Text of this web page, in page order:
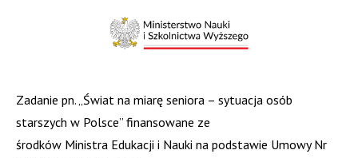
Zadanie pn. „Świat na miarę seniora – sytuacja osób
starszych w Polsce” finansowane ze
środków Ministra Edukacji i Nauki na podstawie Umowy Nr